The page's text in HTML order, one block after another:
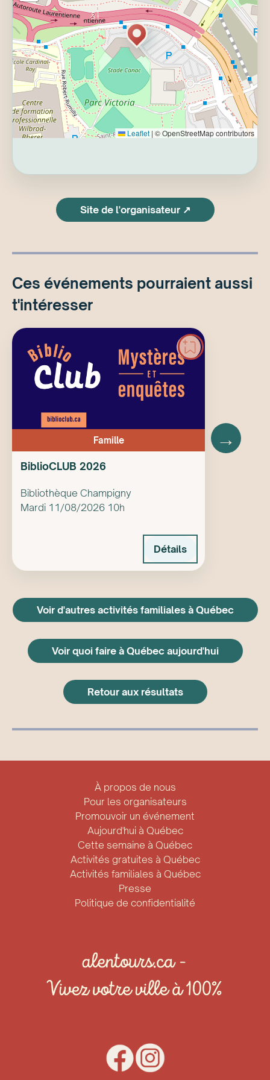
Leaflet | © OpenStreetMap contributors
Site de l'organisateur ↗
Ces événements pourraient aussi
t'intéresser
Famille
BiblioCLUB 2026
Bibliothèque Champigny
Mardi 11/08/2026 10h
Détails
→
Voir d'autres activités familiales à Québec
Voir quoi faire à Québec aujourd'hui
Retour aux résultats
À propos de nous
Pour les organisateurs
Promouvoir un événement
Aujourd'hui à Québec
Cette semaine à Québec
Activités gratuites à Québec
Activités familiales à Québec
Presse
Politique de confidentialité